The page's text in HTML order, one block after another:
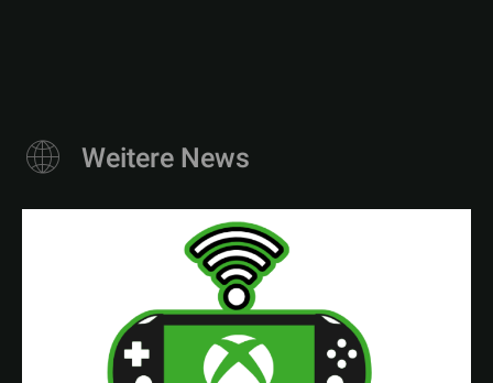
Weitere News